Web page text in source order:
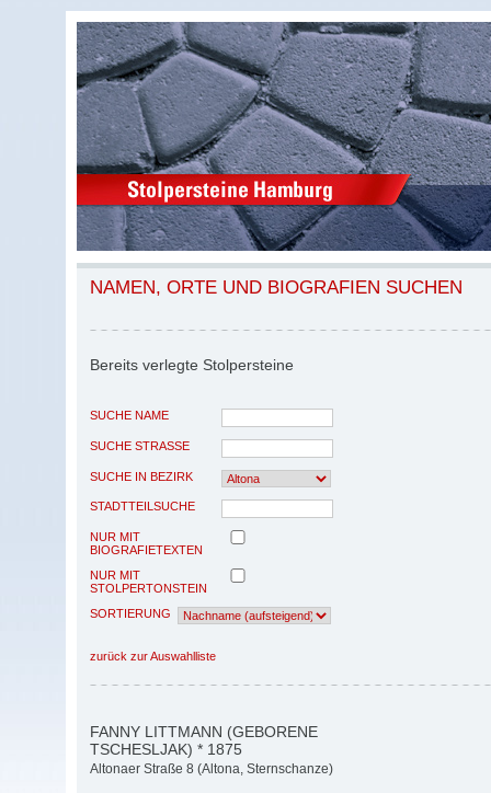
NAMEN, ORTE UND BIOGRAFIEN SUCHEN
Bereits verlegte Stolpersteine
SUCHE NAME
SUCHE STRASSE
SUCHE IN BEZIRK
STADTTEILSUCHE
NUR MIT
BIOGRAFIETEXTEN
NUR MIT
STOLPERTONSTEIN
SORTIERUNG
zurück zur Auswahlliste
FANNY LITTMANN (GEBORENE
TSCHESLJAK) * 1875
Altonaer Straße 8 (Altona, Sternschanze)